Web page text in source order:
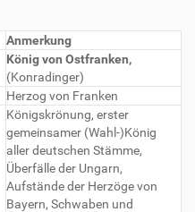
Anmerkung
König von Ostfranken,
(Konradinger)
Herzog von Franken
Königskrönung, erster
gemeinsamer (Wahl-)König
aller deutschen Stämme,
Überfälle der Ungarn,
Aufstände der Herzöge von
Bayern, Schwaben und